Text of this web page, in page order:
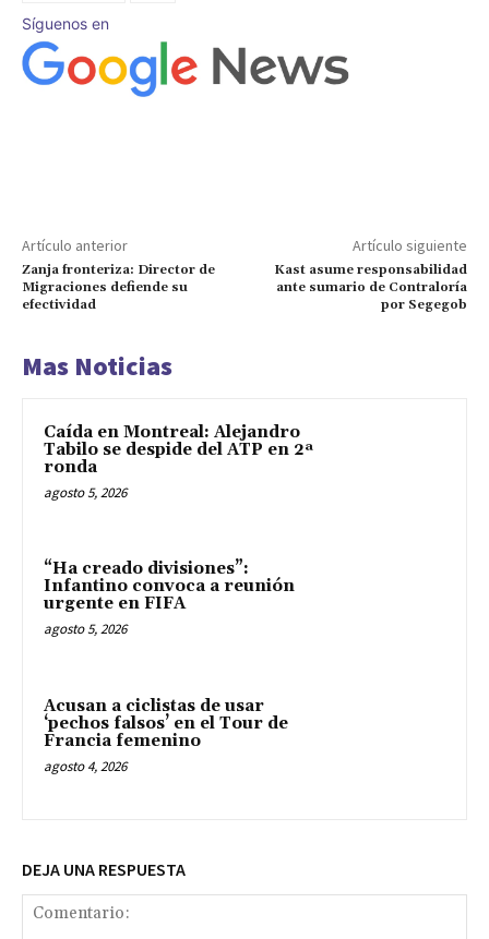
Síguenos en
Artículo anterior
Zanja fronteriza: Director de
Migraciones defiende su
efectividad
Artículo siguiente
Kast asume responsabilidad
ante sumario de Contraloría
por Segegob
Mas Noticias
Caída en Montreal: Alejandro
Tabilo se despide del ATP en 2ª
ronda
agosto 5, 2026
“Ha creado divisiones”:
Infantino convoca a reunión
urgente en FIFA
agosto 5, 2026
Acusan a ciclistas de usar
‘pechos falsos’ en el Tour de
Francia femenino
agosto 4, 2026
DEJA UNA RESPUESTA